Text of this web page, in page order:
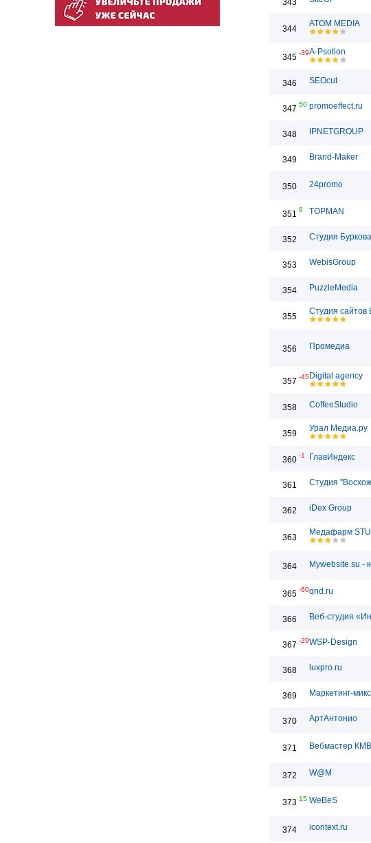
343
344
ATOM MEDIA
345 -39A-Psotion
346 SEOcut
347 50 promoeffect.ru
348 IPNETGROUP
349 Brand-Maker
350 24promo
351 6 TOPMAN
352 Студия Буркова
353 WebisGroup
354 PuzzleMedia
355
Студия сайтов
356 Промедиа
357 -45Digital agency
358 CoffeeStudio
359
Урал Медиа.ру
360 -1 ГлавИндекс
361 Студия
362 iDex Group
363
Медафарм
364 Mywebsite.su -
365 -60qnd.ru
366 Веб-студия
367 -29WSP-Design
368 luxpro.ru
369 Маркетинг-микс
370 АртАнтонио
371 Вебмастер КМВ
372 W@M
373 15 WeBeS
374 icontext.ru